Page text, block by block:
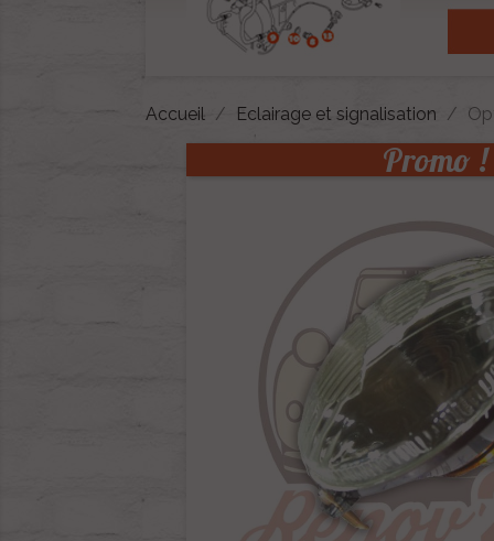
Accueil Eclairage et signalisation
Promo !